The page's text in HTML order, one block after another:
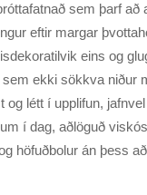
sem þarf að
eftir margar
eins og
ekki sökkva niður
létt í upplifun,
í dag, aðlöguð
höfuðbolur án þess